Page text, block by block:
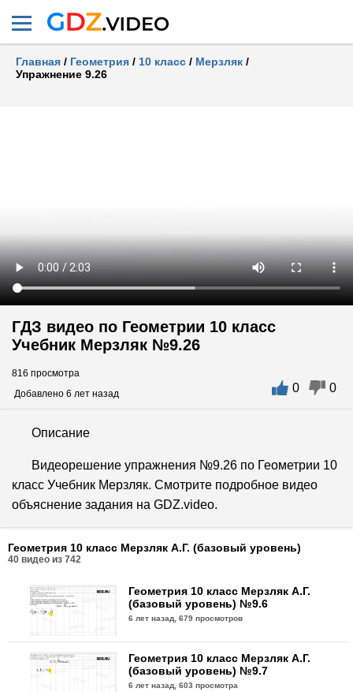
Главная / Геометрия / 10 класс / Мерзляк /
Упражнение 9.26
ГДЗ видео по Геометрии 10 класс
Учебник Мерзляк №9.26
816 просмотра
Добавлено 6 лет назад
0 0
Описание
Видеорешение упражнения №9.26 по Геометрии 10
класс Учебник Мерзляк. Смотрите подробное видео
объяснение задания на GDZ.video.
Геометрия 10 класс Мерзляк А.Г. (базовый уровень)
40 видео из 742
Геометрия 10 класс Мерзляк А.Г.
(базовый уровень) №9.6
6 лет назад,679 просмотров
Геометрия 10 класс Мерзляк А.Г.
(базовый уровень) №9.7
6 лет назад,603 просмотра